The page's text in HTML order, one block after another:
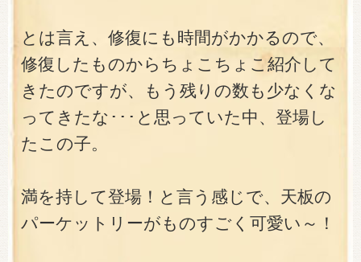
とは言え、修復にも時間がかかるので、
修復したものからちょこちょこ紹介して
きたのですが、もう残りの数も少なくな
ってきたな･･･と思っていた中、登場し
たこの子。
満を持して登場！と言う感じで、天板の
パーケットリーがものすごく可愛い～！